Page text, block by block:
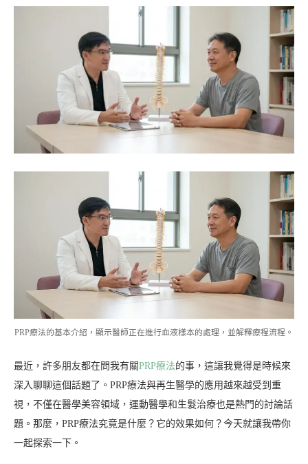
PRP療法的基本介紹，顯示醫師正在進行血液樣本的處理，並解釋療程流程。
最近，許多朋友都在問我有關PRP療法的事，這讓我覺得是時候來
深入聊聊這個話題了。PRP療法與再生醫學的應用越來越受到重
視，不僅在醫學美容領域，運動醫學和生髮治療也是熱門的討論話
題。那麼，PRP療法究竟是什麼？它的效果如何？今天就讓我帶你
一起探索一下。